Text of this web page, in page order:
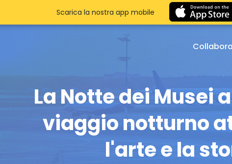
La Notte dei Musei
viaggio notturno
l'arte e la
Scarica la nostra app mobile